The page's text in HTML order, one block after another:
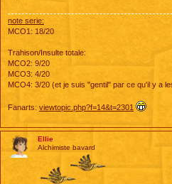
note serie:
MCO1: 18/20
Trahison/Insulte totale:
MCO2: 9/20
MCO3: 4/20
MCO4: 3/20 (et je suis "gentil" par ce qu'il y a
Fanarts: viewtopic.php?f=14&t=2301
Ellie
Alchimiste bavard